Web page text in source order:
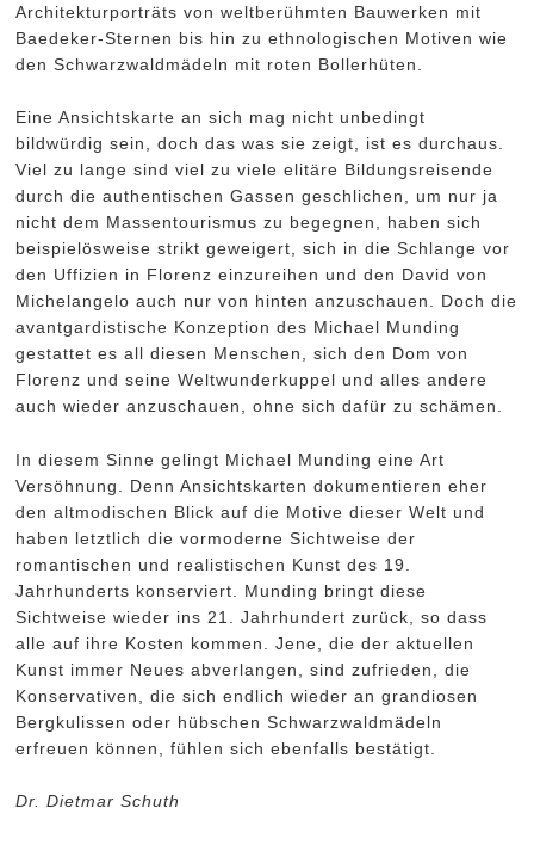
Architekturporträts von weltberühmten Bauwerken mit
Baedeker-Sternen bis hin zu ethnologischen Motiven wie
den Schwarzwaldmädeln mit roten Bollerhüten.
Eine Ansichtskarte an sich mag nicht unbedingt
bildwürdig sein, doch das was sie zeigt, ist es durchaus.
Viel zu lange sind viel zu viele elitäre Bildungsreisende
durch die authentischen Gassen geschlichen, um nur ja
nicht dem Massentourismus zu begegnen, haben sich
beispielösweise strikt geweigert, sich in die Schlange vor
den Uffizien in Florenz einzureihen und den David von
Michelangelo auch nur von hinten anzuschauen. Doch die
avantgardistische Konzeption des Michael Munding
gestattet es all diesen Menschen, sich den Dom von
Florenz und seine Weltwunderkuppel und alles andere
auch wieder anzuschauen, ohne sich dafür zu schämen.
In diesem Sinne gelingt Michael Munding eine Art
Versöhnung. Denn Ansichtskarten dokumentieren eher
den altmodischen Blick auf die Motive dieser Welt und
haben letztlich die vormoderne Sichtweise der
romantischen und realistischen Kunst des 19.
Jahrhunderts konserviert. Munding bringt diese
Sichtweise wieder ins 21. Jahrhundert zurück, so dass
alle auf ihre Kosten kommen. Jene, die der aktuellen
Kunst immer Neues abverlangen, sind zufrieden, die
Konservativen, die sich endlich wieder an grandiosen
Bergkulissen oder hübschen Schwarzwaldmädeln
erfreuen können, fühlen sich ebenfalls bestätigt.
Dr. Dietmar Schuth